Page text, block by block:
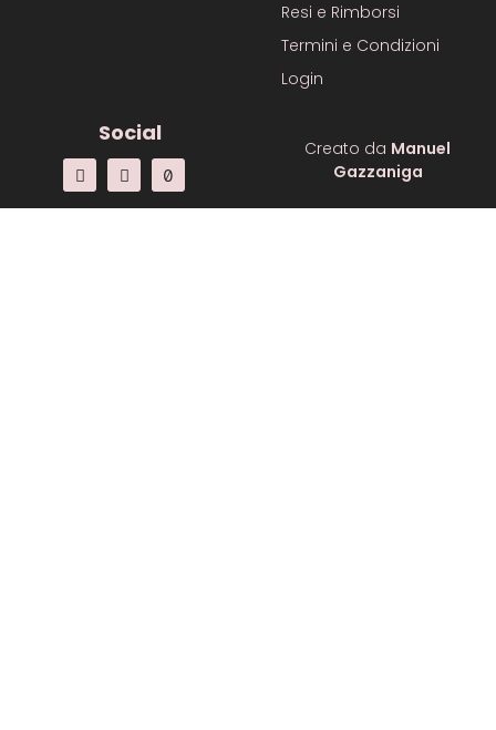
Resi e Rimborsi
Termini e Condizioni
Login
Social
Creato da Manuel
Gazzaniga